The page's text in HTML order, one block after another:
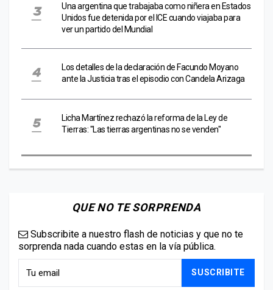
Una argentina que trabajaba como niñera en Estados
Unidos fue detenida por el ICE cuando viajaba para
ver un partido del Mundial
Los detalles de la declaración de Facundo Moyano
ante la Justicia tras el episodio con Candela Arizaga
Licha Martínez rechazó la reforma de la Ley de
Tierras: "Las tierras argentinas no se venden"
QUE NO TE SORPRENDA
Subscribite a nuestro flash de noticias y que no te
sorprenda nada cuando estas en la vía pública.
SUSCRIBITE